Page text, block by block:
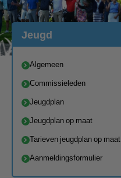
Jeugd
Algemeen
Commissieleden
Jeugdplan
Jeugdplan op maat
Tarieven jeugdplan op maat
Aanmeldingsformulier